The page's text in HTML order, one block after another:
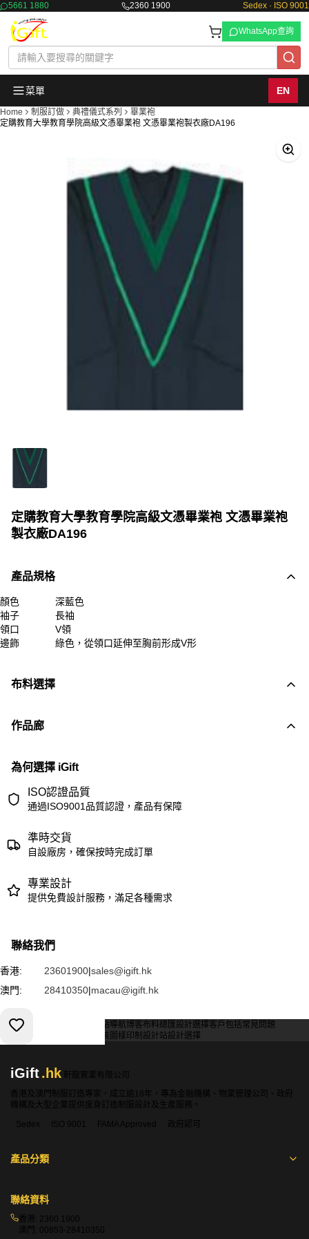
5661 1880 2360 1900 Sedex · ISO 9001
WhatsApp查詢
菜單 EN
Home 制服訂做 典禮儀式系列
畢業袍
定購教育大學教育學院高級文憑畢業袍 文憑畢業袍製衣廠DA196
定購教育大學教育學院高級文憑畢業袍 文憑畢業袍
製衣廠DA196
產品規格
顏色
深藍色
袖子
長袖
領口
V領
邊飾
綠色，從領口延伸至胸前形成V形
布料選擇
作品廊
為何選擇 iGift
ISO認證品質
通過ISO9001品質認證，產品有保障
準時交貨
自設廠房，確保按時完成訂單
專業設計
提供免費設計服務，滿足各種需求
聯絡我們
香港: 23601900|sales@igift.hk
澳門:
28410350|macau@igift.hk
服務條款 網站導航博客布料總匯設計選擇客戶包括常見問題
輔料包裝 圖樣印制 設計站設計選擇
iGift.hk
軒龍實業有限公司
香港及澳門制服訂造專家，成立逾18年，專為金融機構、物業管理公司、政府
機構及大型企業提供度身訂造制服設計及生產服務。
Sedex
ISO 9001 FAMA Approved 政府認可
產品分類
聯絡資料
香港: 2360 1900
澳門: 00853-28410350